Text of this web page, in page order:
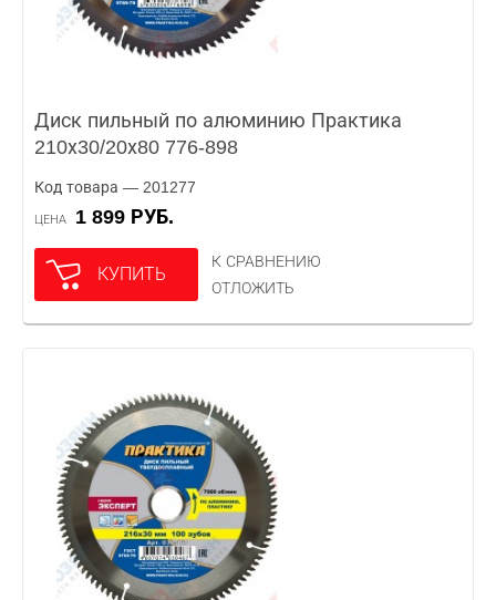
Диск пильный по алюминию Практика
210х30/20х80 776-898
Код товара — 201277
ЦЕНА 1 899 РУБ.
КУПИТЬ
К СРАВНЕНИЮ
ОТЛОЖИТЬ